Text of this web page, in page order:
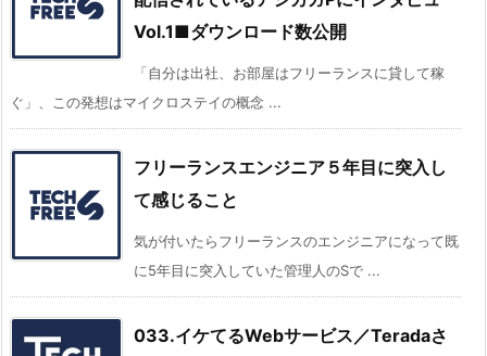
Vol.1■ダウンロード数公開
「自分は出社、お部屋はフリーランスに貸して稼
ぐ」、この発想はマイクロステイの概念 ...
フリーランスエンジニア５年目に突入し
て感じること
気が付いたらフリーランスのエンジニアになって既
に5年目に突入していた管理人のSで ...
033.イケてるWebサービス／Teradaさ